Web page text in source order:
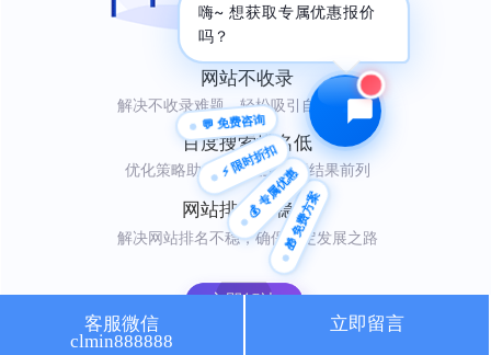
网站不收录
解决不收录难题，轻松吸引自然访问者
百度搜索排名低
优化策略助你快速登上搜索结果前列
网站排名不稳定
解决网站排名不稳，确保稳定发展之路
立即解决
客服微信
clmin888888
立即留言
🎁 免费方案
💰 专属优惠
⚡ 限时折扣
💬 免费咨询
嗨~ 想获取专属优惠报价
吗？
📢 信息流 ✏️ 其他
获取最低报价